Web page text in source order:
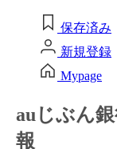
マスコミ（
建設・不動産
金融（銀
保存済み
新規登録
Mypage
auじぶん
報